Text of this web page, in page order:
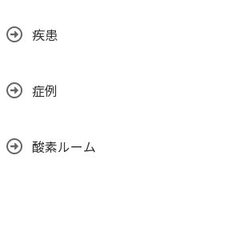
疾患
症例
酸素ルーム